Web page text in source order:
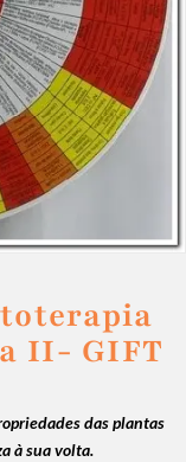
II- GIFT
das plantas
à sua volta.